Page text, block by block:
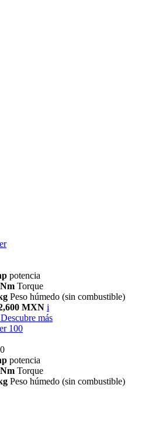
potencia
Torque
Peso húmedo (sin combustible)
MXN i
Descubre más
100
potencia
Torque
Peso húmedo (sin combustible)